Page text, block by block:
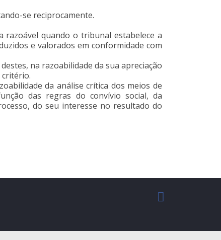
se reciprocamente.
razoável quando o tribunal estabelece a
e valorados em conformidade com
na razoabilidade da sua apreciação
critério.
da análise crítica dos meios de
das regras do convívio social, da
do seu interesse no resultado do